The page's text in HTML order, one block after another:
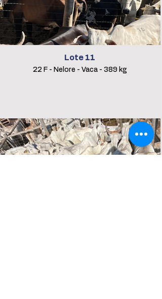
Lote 11
22 F - Nelore - Vaca - 389 kg